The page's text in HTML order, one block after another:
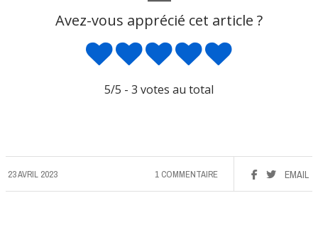
Avez-vous apprécié cet article ?
5/5 - 3 votes au total
23 AVRIL 2023 EMAIL
1 COMMENTAIRE